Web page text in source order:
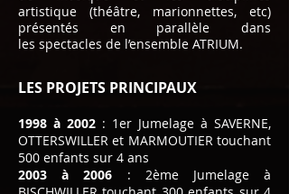
artistique (théâtre, marionnettes, etc)
présentés en parallèle dans
les spectacles de l’ensemble ATRIUM.
LES PROJETS PRINCIPAUX
1998 à 2002 : 1er Jumelage à SAVERNE,
OTTERSWILLER et MARMOUTIER touchant
500 enfants sur 4 ans
2003 à 2006 : 2ème Jumelage à